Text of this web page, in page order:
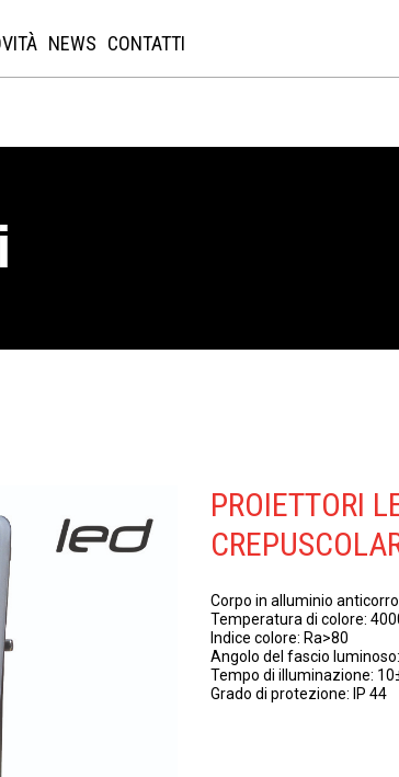
NEWS CONTATTI
PROIETTORI
Corpo in alluminio
Temperatura di colore:
Indice colore: Ra>80
Angolo del fascio
Tempo di illuminazione:
Grado di protezione: IP 44